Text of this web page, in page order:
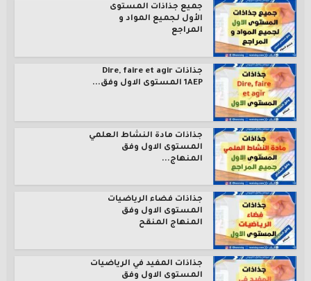
جميع جذاذات المستوى
الأول لجميع المواد و
المراجع
جذاذات Dire, faire et agir
1AEP المستوى الاول وفق...
جذاذات مادة النشاط العلمي
المستوى الاول وفق
المنهاج...
جذاذات فضاء الرياضيات
المستوى الاول وفق
المنهاج المنقح
جذاذات المفيد في الرياضيات
المستوى الاول وفق